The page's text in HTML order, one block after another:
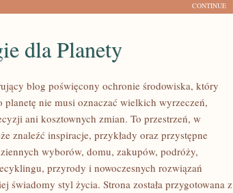
CONTINUE
dla Planety
blog poświęcony ochronie środowiska, który
planetę nie musi oznaczać wielkich wyrzeczeń,
ani kosztownych zmian. To przestrzeń, w
znaleźć inspiracje, przykłady oraz przystępne
wyborów, domu, zakupów, podróży,
przyrody i nowoczesnych rozwiązań
świadomy styl życia. Strona została przygotowana z